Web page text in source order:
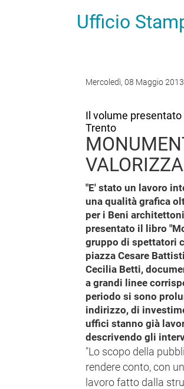
Ufficio
Mercoledì, 08 Maggio
Il volume
Trento
"E' stato un lavoro
una qualità grafica
per i Beni
presentato il libro
gruppo di spettatori
piazza Cesare
Cecilia Betti,
a grandi linee
periodo si sono
indirizzo, di
uffici stanno già
descrivendo gli
"Lo scopo della
rendere conto, con
lavoro fatto dalla